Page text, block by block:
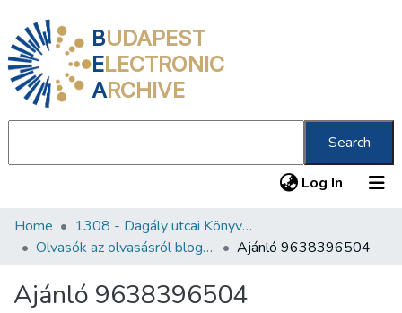
BUDAPEST
ELECTRONIC
ARCHIVE
Search
Log In (current)
Communities & Collections
Statistics
Home
1308 - Dagály utcai Könyvtár
Olvasók az olvasásról blog könyvajánlói
Ajánló 9638396504
Ajánló 9638396504